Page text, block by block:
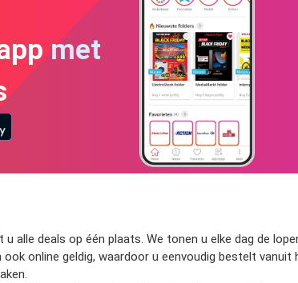
met
alle deals op één plaats. We tonen u elke dag de
online geldig, waardoor u eenvoudig bestelt vanuit